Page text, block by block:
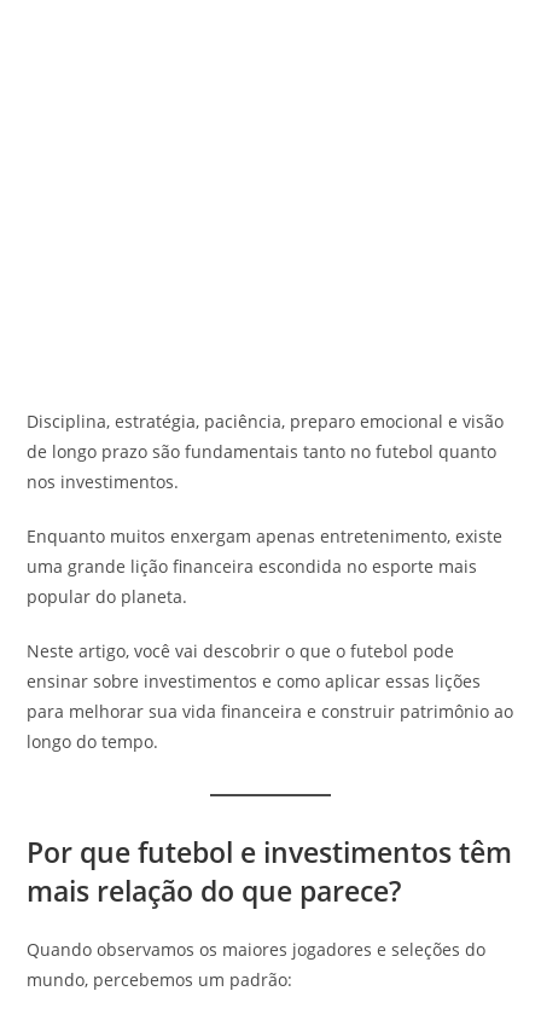
Disciplina, estratégia, paciência, preparo emocional e visão
de longo prazo são fundamentais tanto no futebol quanto
nos investimentos.
Enquanto muitos enxergam apenas entretenimento, existe
uma grande lição financeira escondida no esporte mais
popular do planeta.
Neste artigo, você vai descobrir o que o futebol pode
ensinar sobre investimentos e como aplicar essas lições
para melhorar sua vida financeira e construir patrimônio ao
longo do tempo.
Por que futebol e investimentos têm
mais relação do que parece?
Quando observamos os maiores jogadores e seleções do
mundo, percebemos um padrão: